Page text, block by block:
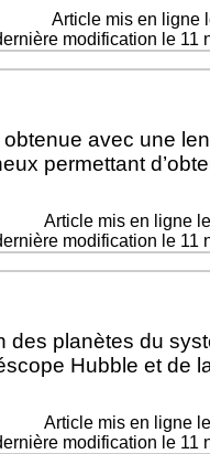
Article mis en ligne
modification le 11
obtenue avec une
permettant
Article mis en ligne
modification le 11
des planètes du
Hubble et de
Article mis en ligne
modification le 11